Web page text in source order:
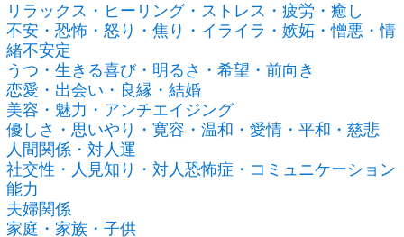
リラックス・ヒーリング・ストレス・疲労・癒し
不安・恐怖・怒り・焦り・イライラ・嫉妬・憎悪・情
緒不安定
うつ・生きる喜び・明るさ・希望・前向き
恋愛・出会い・良縁・結婚
美容・魅力・アンチエイジング
優しさ・思いやり・寛容・温和・愛情・平和・慈悲
人間関係・対人運
社交性・人見知り・対人恐怖症・コミュニケーション
能力
夫婦関係
家庭・家族・子供